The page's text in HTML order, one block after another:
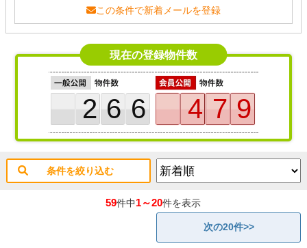
この条件で新着メールを登録
現在の登録物件数
266 479
条件を絞り込む
59件中1～20件を表示
次の20件>>